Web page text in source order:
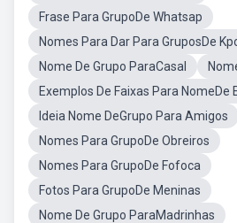
Frase Para GrupoDe Whatsap
Nomes Para Dar Para GruposDe
Nome De Grupo ParaCasal
Exemplos De Faixas Para NomeDe
Ideia Nome DeGrupo Para Amigos
Nomes Para GrupoDe Obreiros
Nomes Para GrupoDe Fofoca
Fotos Para GrupoDe Meninas
Nome De Grupo ParaMadrinhas